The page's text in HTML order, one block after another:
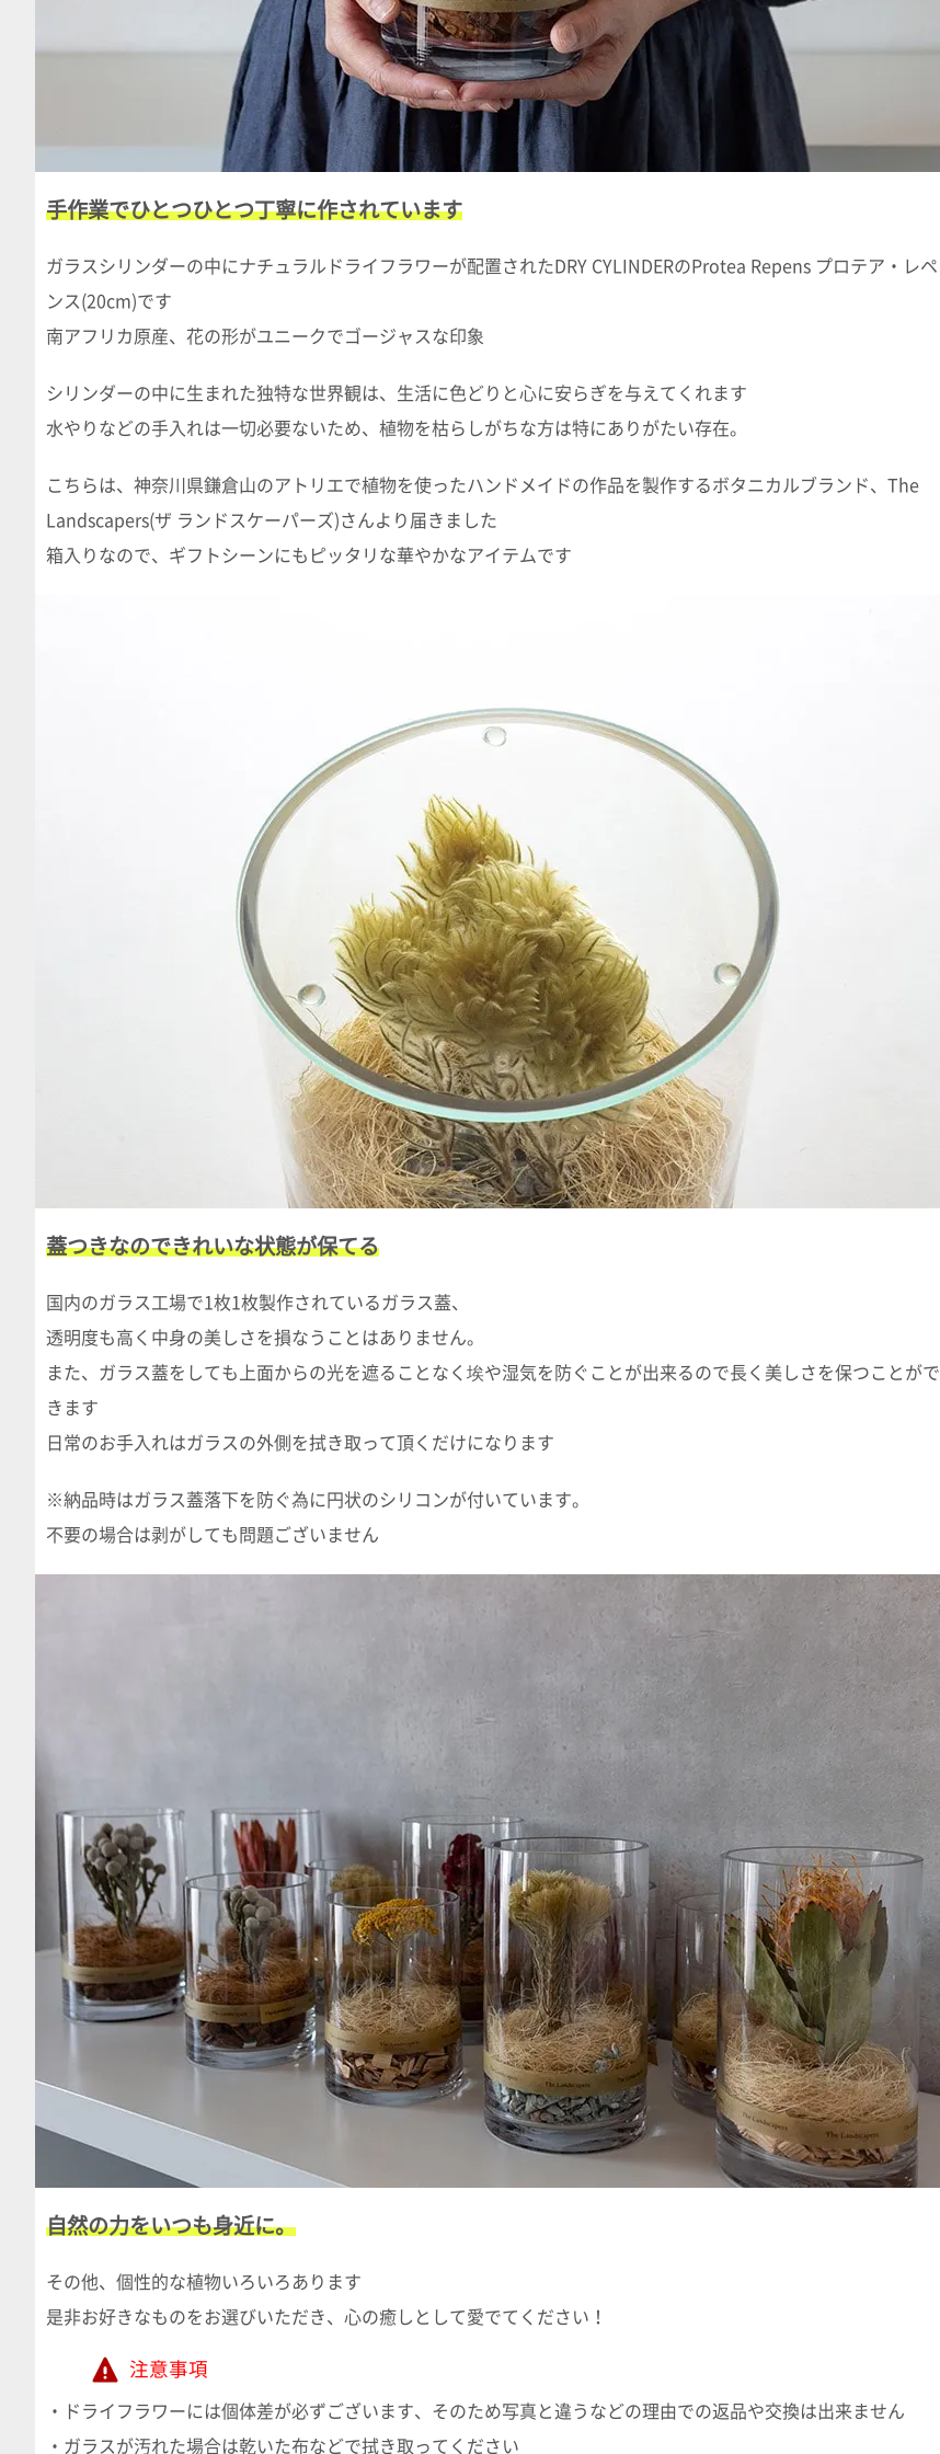
手作業でひとつひとつ丁寧に作されています
ガラスシリンダーの中にナチュラルドライフラワーが配置されたDRY CYLINDERのProtea Repens プロテア・レペ
ンス(20cm)です
南アフリカ原産、花の形がユニークでゴージャスな印象
シリンダーの中に生まれた独特な世界観は、生活に色どりと心に安らぎを与えてくれます
水やりなどの手入れは一切必要ないため、植物を枯らしがちな方は特にありがたい存在。
こちらは、神奈川県鎌倉山のアトリエで植物を使ったハンドメイドの作品を製作するボタニカルブランド、The
Landscapers(ザ ランドスケーパーズ)さんより届きました
箱入りなので、ギフトシーンにもピッタリな華やかなアイテムです
蓋つきなのできれいな状態が保てる
国内のガラス工場で1枚1枚製作されているガラス蓋、
透明度も高く中身の美しさを損なうことはありません。
また、ガラス蓋をしても上面からの光を遮ることなく埃や湿気を防ぐことが出来るので長く美しさを保つことがで
きます
日常のお手入れはガラスの外側を拭き取って頂くだけになります
※納品時はガラス蓋落下を防ぐ為に円状のシリコンが付いています。
不要の場合は剥がしても問題ございません
自然の力をいつも身近に。
その他、個性的な植物いろいろあります
是非お好きなものをお選びいただき、心の癒しとして愛でてください！
注意事項
・ドライフラワーには個体差が必ずございます、そのため写真と違うなどの理由での返品や交換は出来ません
・ガラスが汚れた場合は乾いた布などで拭き取ってください